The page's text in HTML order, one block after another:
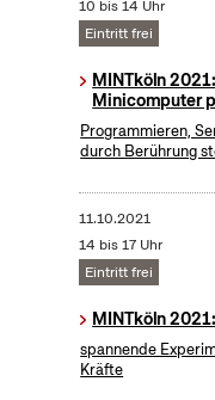
10 bis 14 Uhr
Eintritt frei
MINTköln
Minicomputer
Programmieren,
durch Berührung
11.10.2021
14 bis 17 Uhr
Eintritt frei
MINTköln
spannende
Kräfte